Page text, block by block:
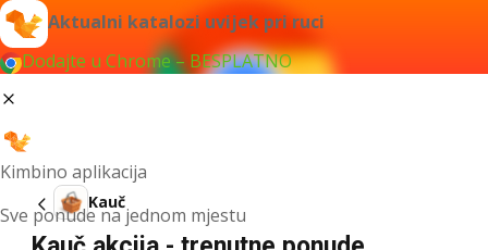
Aktualni katalozi uvijek pri ruci
Dodajte u Chrome – BESPLATNO
Kimbino aplikacija
Sve ponude na jednom mjestu
Kauč